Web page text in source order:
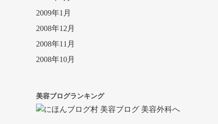
2009年1月
2008年12月
2008年11月
2008年10月
美容ブログランキング